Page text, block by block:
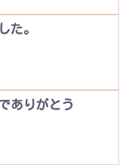
た。
ありがとう